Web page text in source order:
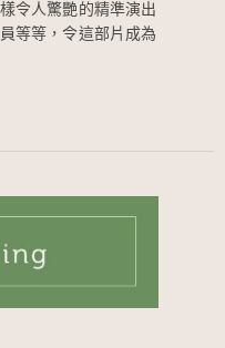
令人驚艷的精準演出
等等，令這部片成為